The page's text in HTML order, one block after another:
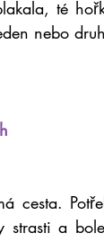
té
nebo
cesta.
strasti a